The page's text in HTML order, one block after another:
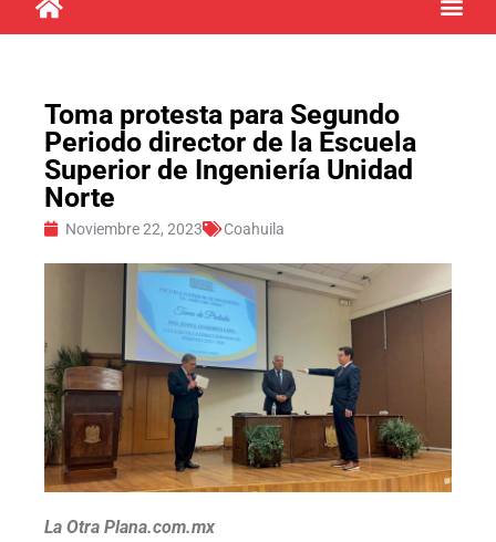
Toma protesta para Segundo
Periodo director de la Escuela
Superior de Ingeniería Unidad
Norte
Noviembre 22, 2023 Coahuila
La Otra Plana.com.mx